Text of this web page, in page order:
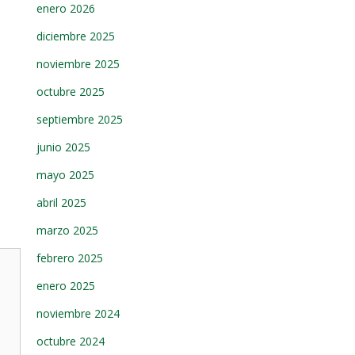
enero 2026
diciembre 2025
noviembre 2025
octubre 2025
septiembre 2025
junio 2025
mayo 2025
abril 2025
marzo 2025
febrero 2025
enero 2025
noviembre 2024
octubre 2024